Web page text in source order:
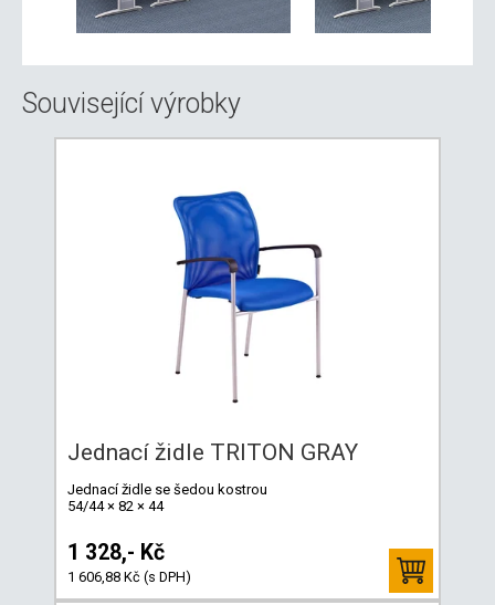
Související výrobky
Jednací židle TRITON GRAY
Jednací židle se šedou kostrou
54/44 × 82 × 44
1 328,- Kč
1 606,88 Kč (s DPH)